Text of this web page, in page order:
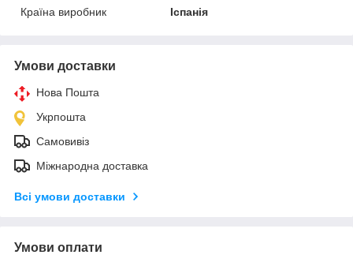
Країна виробник
Іспанія
Умови доставки
Нова Пошта
Укрпошта
Самовивіз
Міжнародна доставка
Всі умови доставки
Умови оплати